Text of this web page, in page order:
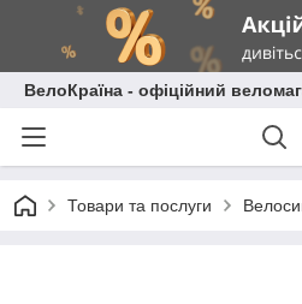
ВелоКраїна - офіційний
Товари та послуги